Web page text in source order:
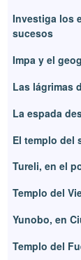
Investiga los
sucesos
Impa y el
Las lágrimas
La espada
El templo del
Tureli, en el
Templo del
Yunobo, en
Templo del